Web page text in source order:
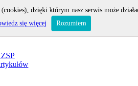
0 użytkowników.
dzięki którym nasz serwis może
się więcej Rozumiem